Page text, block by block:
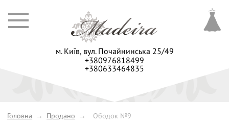
+380976818499
+380633464835
м. Київ, вул. Почайнинська 25/49
Головна → Продано → Ободок №9